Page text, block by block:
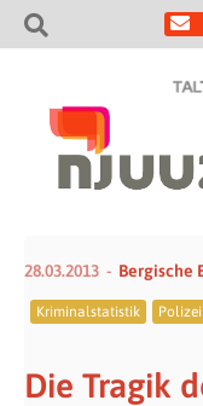
28.03.2013 Bergische
Kriminalstatistik
Die Tragik